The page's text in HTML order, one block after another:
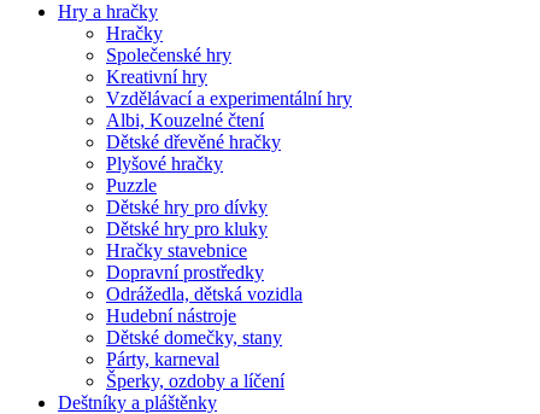
Hry a hračky
Hračky
Společenské hry
Kreativní hry
Vzdělávací a experimentální hry
Albi, Kouzelné čtení
Dětské dřevěné hračky
Plyšové hračky
Puzzle
Dětské hry pro dívky
Dětské hry pro kluky
Hračky stavebnice
Dopravní prostředky
Odrážedla, dětská vozidla
Hudební nástroje
Dětské domečky, stany
Párty, karneval
Šperky, ozdoby a líčení
Deštníky a pláštěnky